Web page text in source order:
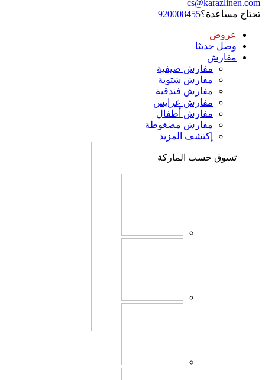
cs@karazlinen.com
تحتاج مساعدة؟920008455
عروض
وصل حديثا
مفارش
مفارش صيفية
مفارش شتوية
مفارش فندقية
مفارش عرايس
مفارش أطفال
مفارش مضغوطة
إكتشف المزيد
تسوق حسب الماركة